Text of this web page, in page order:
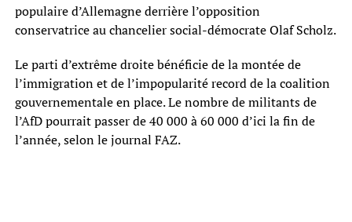
populaire d’Allemagne derrière l’opposition
conservatrice au chancelier social-démocrate Olaf Scholz.
Le parti d’extrême droite bénéficie de la montée de
l’immigration et de l’impopularité record de la coalition
gouvernementale en place. Le nombre de militants de
l’AfD pourrait passer de 40 000 à 60 000 d’ici la fin de
l’année, selon le journal FAZ.